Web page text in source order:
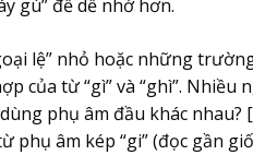
gù” để dễ nhớ hơn.
lệ” nhỏ hoặc những
của từ “gì” và “ghì”. Nhiều
phụ âm đầu khác
âm kép “gi” (đọc gần